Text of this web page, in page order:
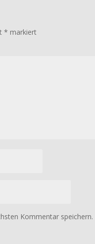
* markiert
Kommentar speichern.